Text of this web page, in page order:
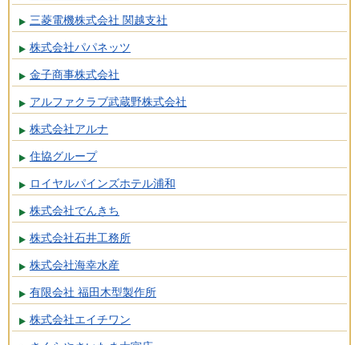
三菱電機株式会社 関越支社
株式会社パパネッツ
金子商事株式会社
アルファクラブ武蔵野株式会社
株式会社アルナ
住協グループ
ロイヤルパインズホテル浦和
株式会社でんきち
株式会社石井工務所
株式会社海幸水産
有限会社 福田木型製作所
株式会社エイチワン